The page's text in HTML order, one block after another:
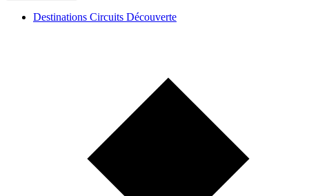
Destinations Circuits Découverte